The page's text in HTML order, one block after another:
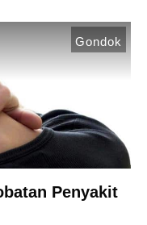
Gondok
Penyakit